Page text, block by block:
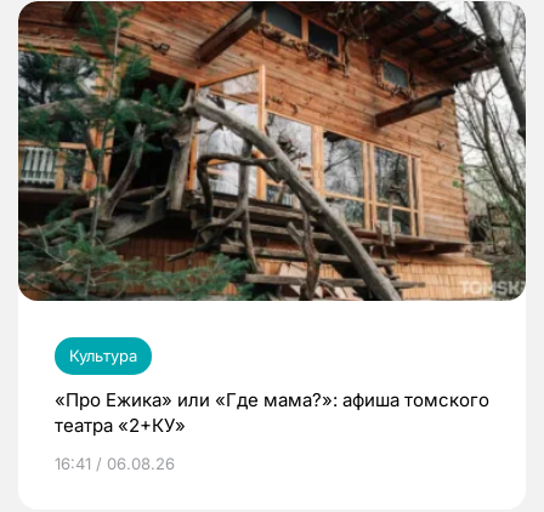
Культура
«Про Ежика» или «Где мама?»: афиша томского
театра «2+КУ»
16:41 / 06.08.26